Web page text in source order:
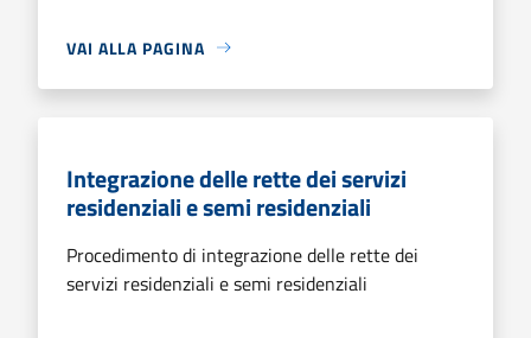
VAI ALLA PAGINA
Integrazione delle rette dei servizi
residenziali e semi residenziali
Procedimento di integrazione delle rette dei
servizi residenziali e semi residenziali